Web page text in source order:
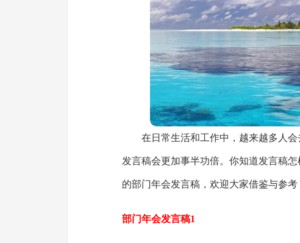
在日常生活和工作中，越来越多人
发言稿会更加事半功倍。你知道发言稿
的部门年会发言稿，欢迎大家借鉴与参考
部门年会发言稿1